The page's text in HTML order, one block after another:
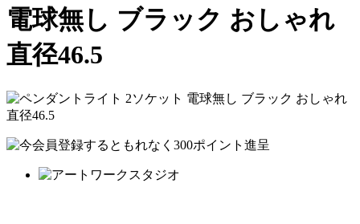
電球無し ブラック おしゃれ
直径46.5